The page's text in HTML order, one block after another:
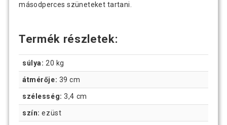
másodperces szüneteket tartani.
Termék részletek:
súlya: 20 kg
átmérője: 39 cm
szélesség: 3,4 cm
szín: ezüst